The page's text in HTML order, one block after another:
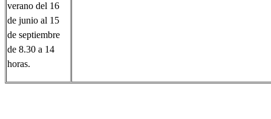
verano del 16
de junio al 15
de septiembre
de 8.30 a 14
horas.